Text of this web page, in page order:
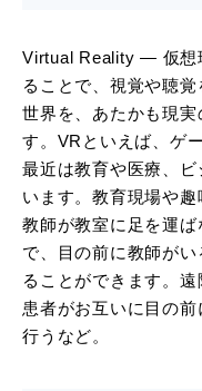
Virtual Reality ― 仮想
ることで、視覚や聴
世界を、あたかも現
す。VRといえば、ゲ
最近は教育や医療、
います。教育現場や
教師が教室に足を運
で、目の前に教師が
ることができます。
患者がお互いに目の
行うなど。